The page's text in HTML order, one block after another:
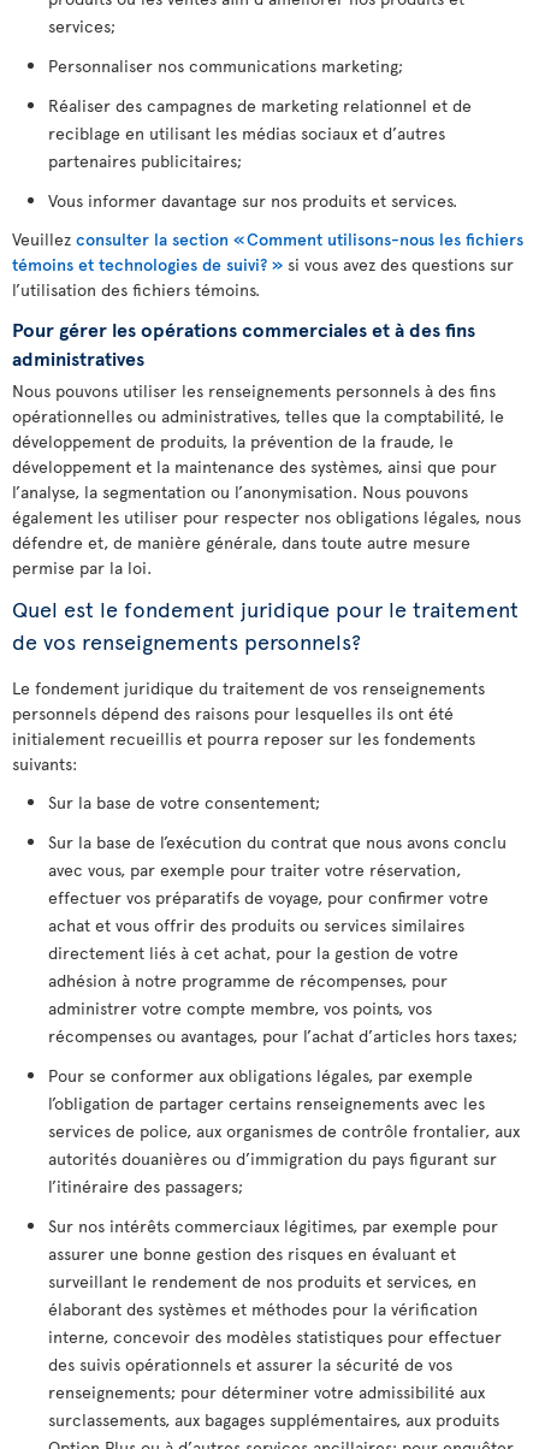
services;
Personnaliser nos communications marketing;
Réaliser des campagnes de marketing relationnel et de
reciblage en utilisant les médias sociaux et d’autres
partenaires publicitaires;
Vous informer davantage sur nos produits et services.
Veuillez consulter la section « Comment utilisons-nous les fichiers
témoins et technologies de suivi? » si vous avez des questions sur
l’utilisation des fichiers témoins.
Pour gérer les opérations commerciales et à des fins
administratives
Nous pouvons utiliser les renseignements personnels à des fins
opérationnelles ou administratives, telles que la comptabilité, le
développement de produits, la prévention de la fraude, le
développement et la maintenance des systèmes, ainsi que pour
l’analyse, la segmentation ou l’anonymisation. Nous pouvons
également les utiliser pour respecter nos obligations légales, nous
défendre et, de manière générale, dans toute autre mesure
permise par la loi.
Quel est le fondement juridique pour le traitement
de vos renseignements personnels?
Le fondement juridique du traitement de vos renseignements
personnels dépend des raisons pour lesquelles ils ont été
initialement recueillis et pourra reposer sur les fondements
suivants:
Sur la base de votre consentement;
Sur la base de l’exécution du contrat que nous avons conclu
avec vous, par exemple pour traiter votre réservation,
effectuer vos préparatifs de voyage, pour confirmer votre
achat et vous offrir des produits ou services similaires
directement liés à cet achat, pour la gestion de votre
adhésion à notre programme de récompenses, pour
administrer votre compte membre, vos points, vos
récompenses ou avantages, pour l’achat d’articles hors taxes;
Pour se conformer aux obligations légales, par exemple
l’obligation de partager certains renseignements avec les
services de police, aux organismes de contrôle frontalier, aux
autorités douanières ou d’immigration du pays figurant sur
l’itinéraire des passagers;
Sur nos intérêts commerciaux légitimes, par exemple pour
assurer une bonne gestion des risques en évaluant et
surveillant le rendement de nos produits et services, en
élaborant des systèmes et méthodes pour la vérification
interne, concevoir des modèles statistiques pour effectuer
des suivis opérationnels et assurer la sécurité de vos
renseignements; pour déterminer votre admissibilité aux
surclassements, aux bagages supplémentaires, aux produits